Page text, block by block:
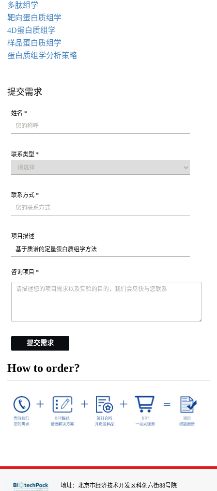
多肽组学
靶向蛋白质组学
4D蛋白质组学
样品蛋白质组学
蛋白质组学分析策略
提交需求
姓名 *
联系类型 *
联系方式 *
项目描述
咨询项目 *
提交需求
How to order?
地址：北京市经济技术开发区科创六街88号院